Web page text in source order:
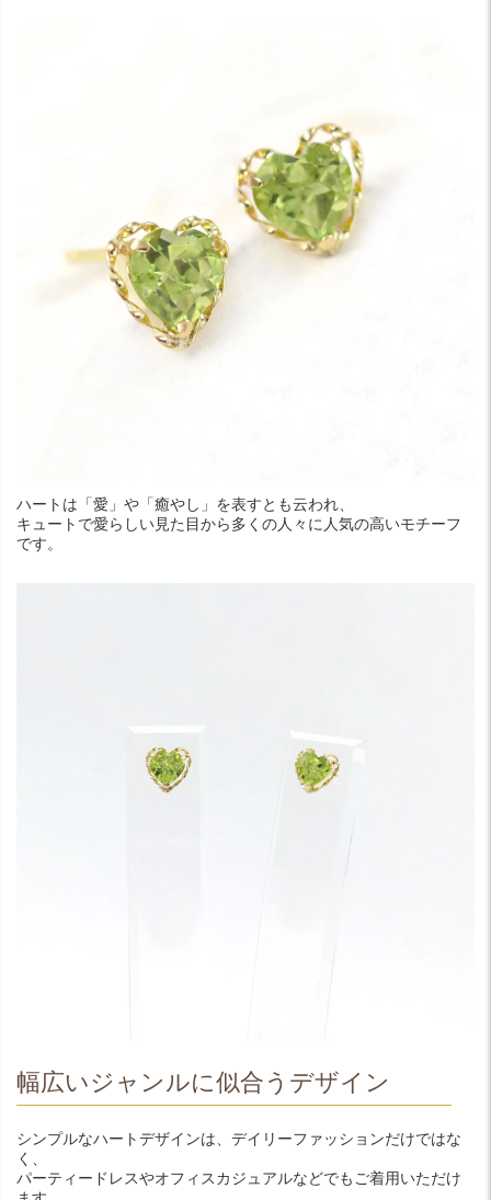
ハートは「愛」や「癒やし」を表すとも云われ、
キュートで愛らしい見た目から多くの人々に人気の高いモチーフ
です。
幅広いジャンルに似合うデザイン
シンプルなハートデザインは、デイリーファッションだけではな
く、
パーティードレスやオフィスカジュアルなどでもご着用いただけ